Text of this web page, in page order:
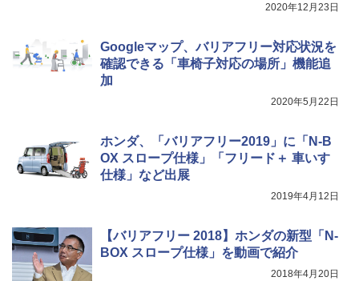
2020年12月23日
Googleマップ、バリアフリー対応状況を
確認できる「車椅子対応の場所」機能追
加
2020年5月22日
ホンダ、「バリアフリー2019」に「N-B
OX スロープ仕様」「フリード＋ 車いす
仕様」など出展
2019年4月12日
【バリアフリー 2018】ホンダの新型「N-
BOX スロープ仕様」を動画で紹介
2018年4月20日